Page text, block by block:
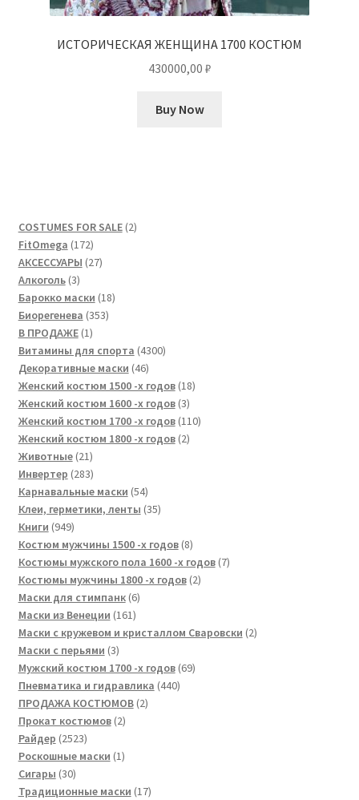
ИСТОРИЧЕСКАЯ ЖЕНЩИНА 1700 КОСТЮМ
430000,00 ₽
Buy Now
COSTUMES FOR SALE 22
FitOmega 172172
товара
АКСЕССУАРЫ 2727
Алкоголь 33
товара
Барокко маски 1818
Биорегенева 353353
В ПРОДАЖЕ 11
товар
Витамины для спорта 43004300
Декоративные маски 4646
товаров
Женский костюм 1500 -х годов 1818
Женский костюм 1600 -х годов 33
товара
Женский костюм 1700 -х годов 110110
Женский костюм 1800 -х годов 22
Животные 2121
товар
Инвертер 283283
товара
Карнавальные маски 5454
товара
Клеи, герметики, ленты 3535
Книги 949949
товаров
Костюм мужчины 1500 -х годов 88
товаров
Костюмы мужского пола 1600 -х годов 77
Костюмы мужчины 1800 -х годов 22
Маски для стимпанк 66
Маски из Венеции 161161
товар
Маски с кружевом и кристаллом Сваровски 22
Маски с перьями 33
товара
Мужский костюм 1700 -х годов 6969
Пневматика и гидравлика 440440
ПРОДАЖА КОСТЮМОВ 22
Прокат костюмов 22
Райдер 25232523
товара
Роскошные маски 11
Сигары 3030
товаров
Традиционные маски 1717